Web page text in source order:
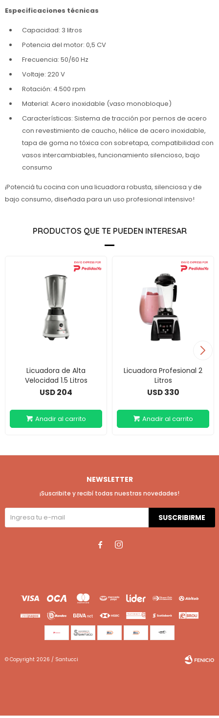
Especificaciones técnicas
Capacidad: 3 litros
Potencia del motor: 0,5 CV
Frecuencia: 50/60 Hz
Voltaje: 220 V
Rotación: 4.500 rpm
Material: Acero inoxidable (vaso monobloque)
Características: Sistema de tracción por pernos de acero
con revestimiento de caucho, hélice de acero inoxidable,
tapa de goma no tóxica con sobretapa, compatibilidad con
vasos intercambiables, funcionamiento silencioso, bajo
consumo
¡Potenciá tu cocina con una licuadora robusta, silenciosa y de
bajo consumo, diseñada para un uso profesional intensivo!
PRODUCTOS QUE TE PUEDEN INTERESAR
Licuadora de Alta
Velocidad 1.5 Litros
USD204
Licuadora Profesional 2
Litros
USD 330
NEWSLETTER
¡Suscribite y recibí todas nuestras novedades!
SUSCRIBIRME
 
© Copyright 2026 / Santucci